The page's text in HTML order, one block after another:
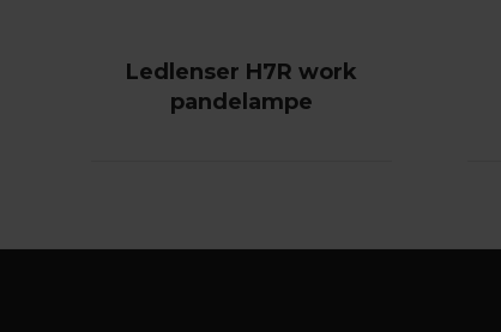
Ledlenser H7R work
pandelampe